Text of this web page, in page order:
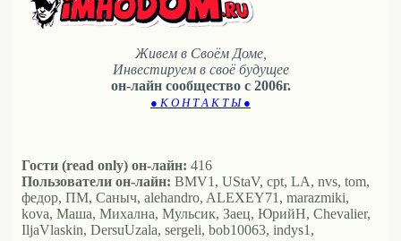
Живем в Своём Доме,
Инвестируем в своё будущее
он-лайн сообщество с 2006г.
● К О Н Т А К Т Ы ●
Гости (read only) он-лайн: 416
Пользователи он-лайн: BMV1, UStaV, cpt, LA, nvs, tom,
федор, ПМ, Саныч, alehandro, ALEXEY71, marazmiki,
kova, Маша, Михална, Мульсик, Заец, ЮрийН, Chevalier,
IljaVlaskin, DersuUzala, sergeli, bob10063, indys1,